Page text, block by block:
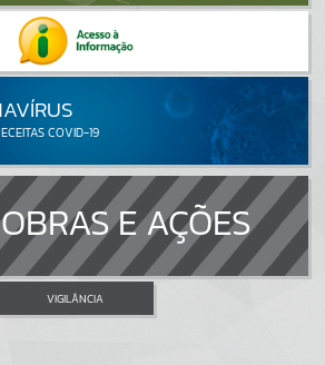
OBRAS E AÇÕES
VIGILÂNCIA